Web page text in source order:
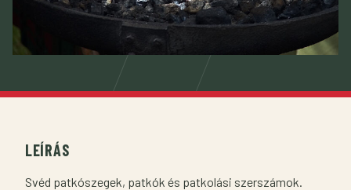
LEÍRÁS
Svéd patkószegek, patkók és patkolási szerszámok.